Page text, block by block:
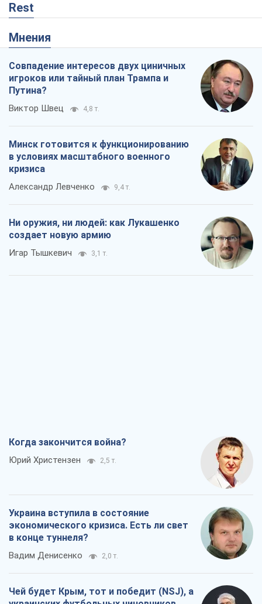
Rest
Мнения
Совпадение интересов двух циничных
игроков или тайный план Трампа и
Путина?
Виктор Швец 4,8 т.
Минск готовится к функционированию
в условиях масштабного военного
кризиса
Александр Левченко 9,4 т.
Ни оружия, ни людей: как Лукашенко
создает новую армию
Игар Тышкевич 3,1 т.
Когда закончится война?
Юрий Христензен 2,5 т.
Украина вступила в состояние
экономического кризиса. Есть ли свет
в конце туннеля?
Вадим Денисенко 2,0 т.
Чей будет Крым, тот и победит (NSJ), а